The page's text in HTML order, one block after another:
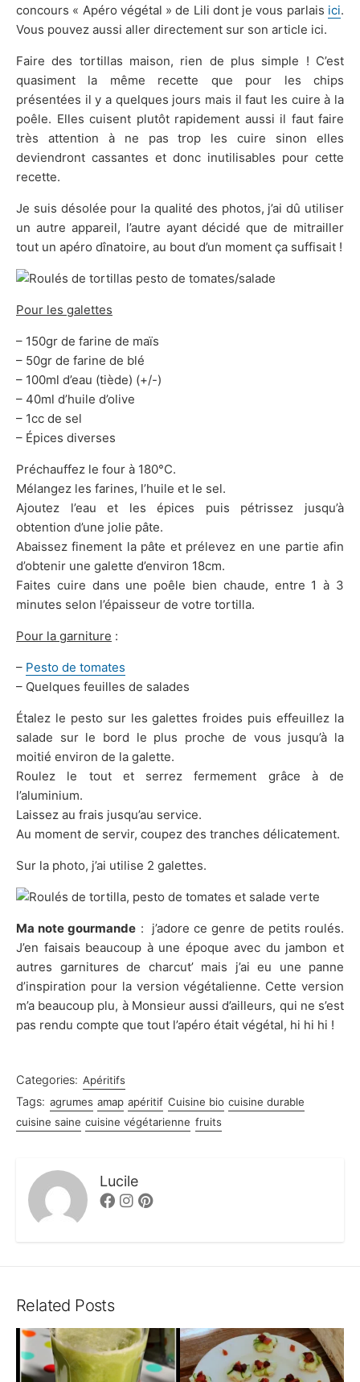
concours « Apéro végétal » de Lili dont je vous parlais ici.
Vous pouvez aussi aller directement sur son article ici.
Faire des tortillas maison, rien de plus simple ! C’est
quasiment la même recette que pour les chips
présentées il y a quelques jours mais il faut les cuire à la
poêle. Elles cuisent plutôt rapidement aussi il faut faire
très attention à ne pas trop les cuire sinon elles
deviendront cassantes et donc inutilisables pour cette
recette.
Je suis désolée pour la qualité des photos, j’ai dû utiliser
un autre appareil, l’autre ayant décidé que de mitrailler
tout un apéro dînatoire, au bout d’un moment ça suffisait !
Pour les galettes
– 150gr de farine de maïs
– 50gr de farine de blé
– 100ml d’eau (tiède) (+/-)
– 40ml d’huile d’olive
– 1cc de sel
– Épices diverses
Préchauffez le four à 180°C.
Mélangez les farines, l’huile et le sel.
Ajoutez l’eau et les épices puis pétrissez jusqu’à
obtention d’une jolie pâte.
Abaissez finement la pâte et prélevez en une partie afin
d’obtenir une galette d’environ 18cm.
Faites cuire dans une poêle bien chaude, entre 1 à 3
minutes selon l’épaisseur de votre tortilla.
Pour la garniture :
– Pesto de tomates
– Quelques feuilles de salades
Étalez le pesto sur les galettes froides puis effeuillez la
salade sur le bord le plus proche de vous jusqu’à la
moitié environ de la galette.
Roulez le tout et serrez fermement grâce à de
l’aluminium.
Laissez au frais jusqu’au service.
Au moment de servir, coupez des tranches délicatement.
Sur la photo, j’ai utilise 2 galettes.
Ma note gourmande : j’adore ce genre de petits roulés.
J’en faisais beaucoup à une époque avec du jambon et
autres garnitures de charcut’ mais j’ai eu une panne
d’inspiration pour la version végétalienne. Cette version
m’a beaucoup plu, à Monsieur aussi d’ailleurs, qui ne s’est
pas rendu compte que tout l’apéro était végétal, hi hi hi !
Categories: Apéritifs
Tags: agrumes amap apéritif Cuisine bio cuisine durable
cuisine saine cuisine végétarienne fruits
Lucile
FacebookInstagram
Pinterest
Related Posts